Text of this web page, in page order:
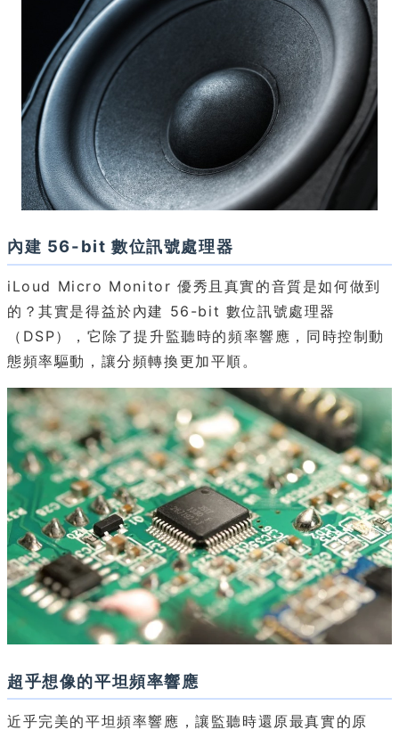
內建 56-bit 數位訊號處理器
iLoud Micro Monitor 優秀且真實的音質是如何做到
的？其實是得益於內建 56-bit 數位訊號處理器
（DSP），它除了提升監聽時的頻率響應，同時控制動
態頻率驅動，讓分頻轉換更加平順。
超乎想像的平坦頻率響應
近乎完美的平坦頻率響應，讓監聽時還原最真實的原